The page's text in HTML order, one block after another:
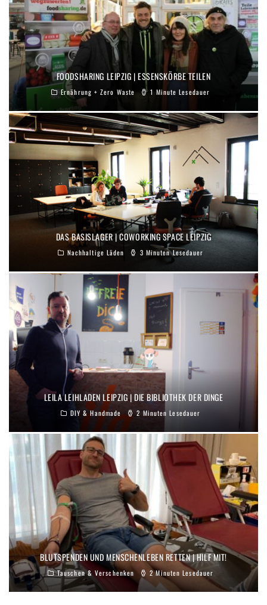
FOODSHARING LEIPZIG | ESSENSKÖRBE TEILEN
Ernährung + Zero Waste 1 Minute Lesedauer
DAS BASISLAGER | COWORKING SPACE LEIPZIG
Nachhaltige Läden 3 Minuten Lesedauer
LEILA LEIHLADEN LEIPZIG | DIE BIBLIOTHEK DER DINGE
DIY & Handmade 2 Minuten Lesedauer
BLUTSPENDEN UND MENSCHENLEBEN RETTEN | HILF MIT!
Tauschen & Verschenken 2 Minuten Lesedauer